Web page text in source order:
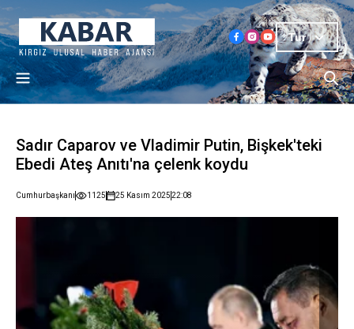
Tur
Sadır Caparov ve Vladimir Putin, Bişkek'teki
Ebedi Ateş Anıtı'na çelenk koydu
Cumhurbaşkanı 1125 25 Kasım 202522:08